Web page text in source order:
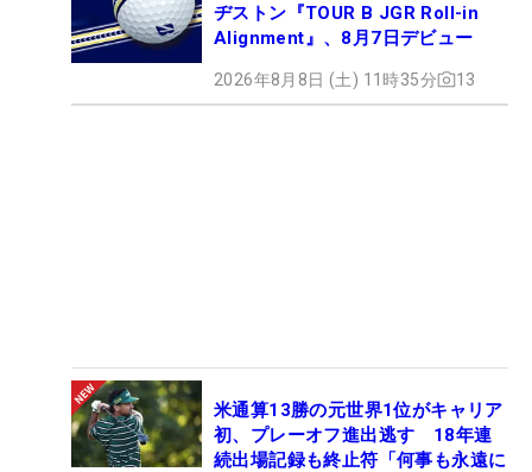
ヂストン『TOUR B JGR Roll-in
Alignment』、8月7日デビュー
2026年8月8日 (土) 11時35分 13
米通算13勝の元世界1位がキャリア
初、プレーオフ進出逃す 18年連
続出場記録も終止符「何事も永遠に